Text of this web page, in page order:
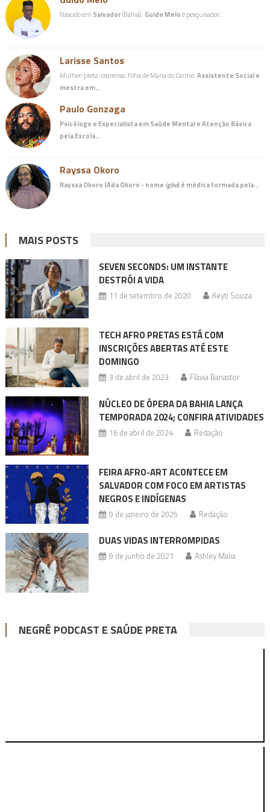
Nascido em Salvador(Bahia), Guido Meloé pesquisador…
Larisse Santos
Mulher-preta-cearense, filha de Maria do Carmo.Assistente Social e
mestra em…
Paulo Gonzaga
Psicólogo e Especialista em Saúde Mental e Atenção Básica
pela Escola…
Rayssa Okoro
Rayssa Okoro (Ada Okoro - nome igbo) é médicaformada pela…
MAIS POSTS
SEVEN SECONDS: UM INSTANTE
DESTRÓI A VIDA
11 de setembro de 2020 Keyti Souza
TECH AFRO PRETAS ESTÁ COM
INSCRIÇÕES ABERTAS ATÉ ESTE
DOMINGO
3 de abril de 2023 Flávia Banastor
NÚCLEO DE ÓPERA DA BAHIA LANÇA
TEMPORADA 2024; CONFIRA ATIVIDADES
16 de abril de 2024 Redação
FEIRA AFRO-ART ACONTECE EM
SALVADOR COM FOCO EM ARTISTAS
NEGROS E INDÍGENAS
9 de janeiro de 2025 Redação
DUAS VIDAS INTERROMPIDAS
9 de junho de 2021 Ashley Malia
NEGRÊ PODCAST E SAÚDE PRETA